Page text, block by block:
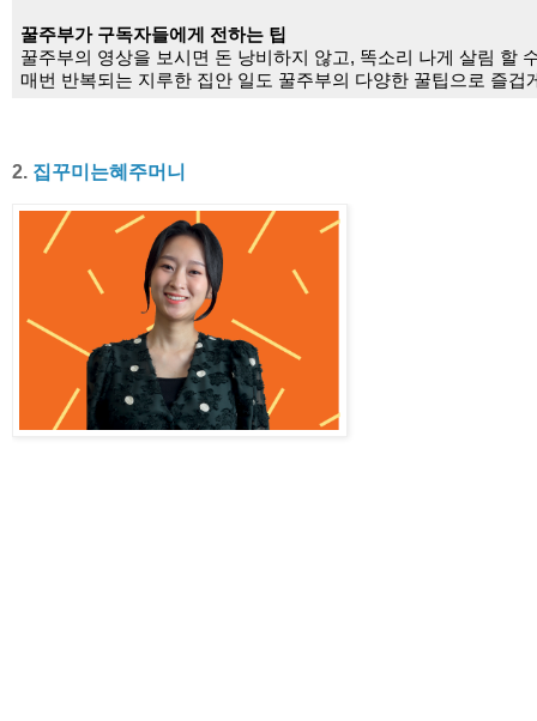
꿀주부가 구독자들에게 전하는 팁
꿀주부의 영상을 보시면 돈 낭비하지 않고, 똑소리 나게 살림 할
매번 반복되는 지루한 집안 일도 꿀주부의 다양한 꿀팁으로 즐겁
2. 집꾸미는혜주머니